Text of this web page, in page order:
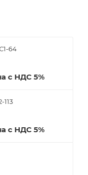
64
с НДС 5%
113
с НДС 5%